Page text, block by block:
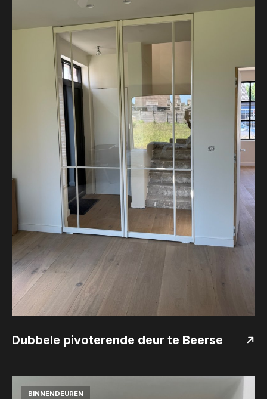
Dubbele pivoterende deur te Beerse
BINNENDEUREN